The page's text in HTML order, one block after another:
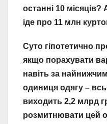
останні 10
іде про 11 млн
Суто гіпотетично
якщо порахувати
навіть за
одиниця одягу –
виходить 2,2 млрд
розмитнювати цей